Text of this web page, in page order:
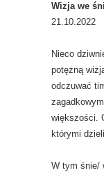
Wizja we
21.10.2022
Nieco
potężną
odczuwać
większości.
którymi
W tym śnie/